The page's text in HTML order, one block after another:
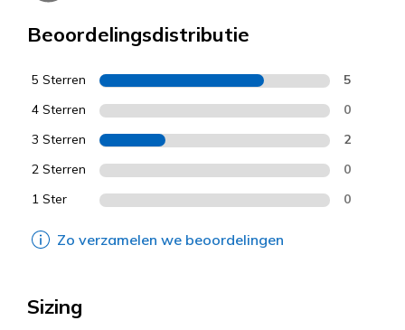
Beoordelingsdistributie
5 Sterren 5
4 Sterren 0
3 Sterren 2
2 Sterren 0
1 Ster 0
Zo verzamelen we beoordelingen
Sizing